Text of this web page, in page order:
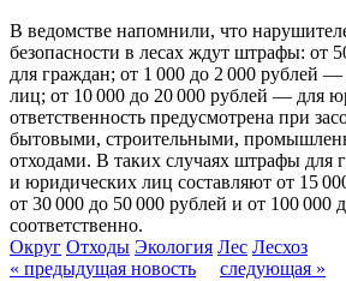
В ведомстве напомнили, что
безопасности в лесах ждут штрафы: от
для граждан; от 1 000 до 2 000 рублей
лиц; от 10 000 до 20 000 рублей — для
ответственность предусмотрена при
бытовыми, строительными,
отходами. В таких случаях штрафы для
и юридических лиц составляют от 15
от 30 000 до 50 000 рублей и от 100 000
соответственно.
Округ Отходы Экология Лес Лесхоз
« предыдущая новость
следующая »